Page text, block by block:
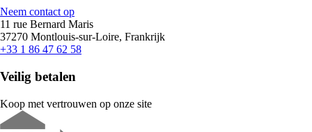
Neem contact op
11 rue Bernard Maris
37270 Montlouis-sur-Loire, Frankrijk
+33 1 86 47 62 58
Veilig betalen
Koop met vertrouwen op onze site